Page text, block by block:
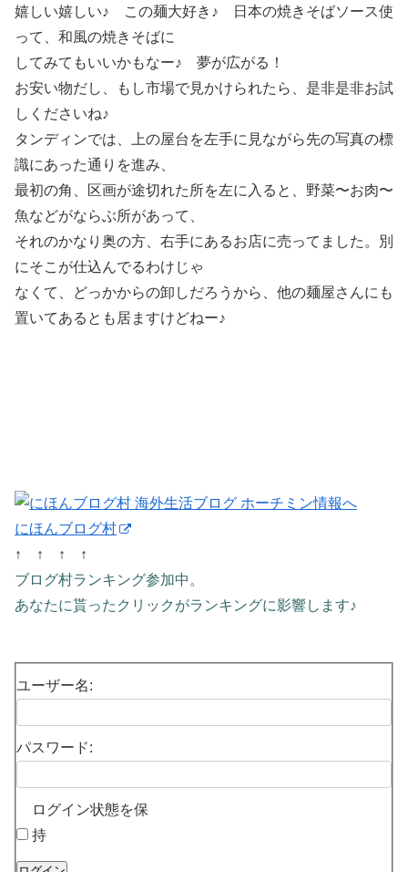
嬉しい嬉しい♪ この麺大好き♪ 日本の焼きそばソース使
って、和風の焼きそばに
してみてもいいかもなー♪ 夢が広がる！
お安い物だし、もし市場で見かけられたら、是非是非お試
しくださいね♪
タンディンでは、上の屋台を左手に見ながら先の写真の標
識にあった通りを進み、
最初の角、区画が途切れた所を左に入ると、野菜〜お肉〜
魚などがならぶ所があって、
それのかなり奥の方、右手にあるお店に売ってました。別
にそこが仕込んでるわけじゃ
なくて、どっかからの卸しだろうから、他の麺屋さんにも
置いてあるとも居ますけどねー♪
にほんブログ村
↑ ↑ ↑ ↑
ブログ村ランキング参加中。
あなたに貰ったクリックがランキングに影響します♪
ユーザー名:
パスワード:
ログイン状態を保
持